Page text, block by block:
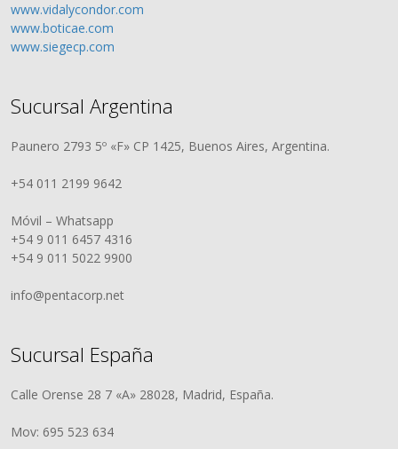
www.vidalycondor.com
www.boticae.com
www.siegecp.com
Sucursal Argentina
Paunero 2793 5º «F» CP 1425, Buenos Aires, Argentina.
+54 011 2199 9642
Móvil – Whatsapp
+54 9 011 6457 4316
+54 9 011 5022 9900
info@pentacorp.net
Sucursal España
Calle Orense 28 7 «A» 28028, Madrid, España.
Mov: 695 523 634